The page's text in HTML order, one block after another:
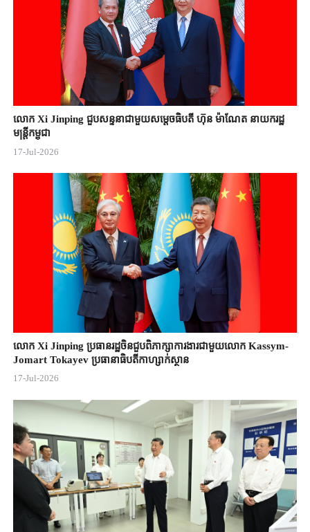
លោក Xi Jinping ជួបសន្ទនាជាមួយសម្តេចធិបតី ហ៊ុន ម៉ាណែត នាយករដ្ឋ
មន្ត្រីកម្ពុជា
17-Jul-2026
លោក Xi Jinping ប្រធានរដ្ឋចិន​ជួបពិភាក្សា​ការងារជាមួយ​លោក Kassym-
Jomart ​Tokayev ​ប្រធានាធិបតី​កាហ្សាក់ស្ថាន​
17-Jul-2026